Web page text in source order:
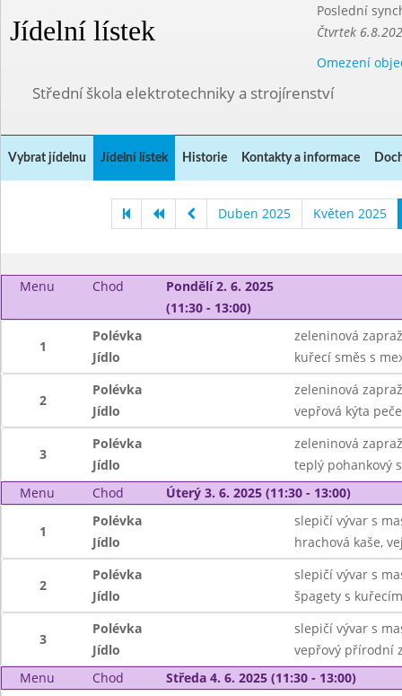
Jídelní lístek
Poslední
Čtvrtek
Omezení
Střední škola elektrotechniky a strojírenství
Vybrat jídelnu Jídelní lístek Historie Kontakty a informace
Duben 2025 Květen 2025
Menu Chod
Pondělí 2. 6. 2025
(11:30 - 13:00)
1
Polévka
zeleninová
Jídlo
kuřecí směs s
2
Polévka
zeleninová
Jídlo
vepřová kýta
3
Polévka
zeleninová
Jídlo
teplý pohankový
Menu
Chod Úterý 3. 6. 2025 (11:30 - 13:00)
1
Polévka
slepičí vývar s
Jídlo
hrachová kaše,
2
Polévka
slepičí vývar s
Jídlo
špagety s
3
Polévka
slepičí vývar s
Jídlo
vepřový přírodní
Menu
Chod Středa 4. 6. 2025 (11:30 - 13:00)